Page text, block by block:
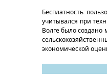
Бесплатность
учитывался при
Волге было создано
экономической